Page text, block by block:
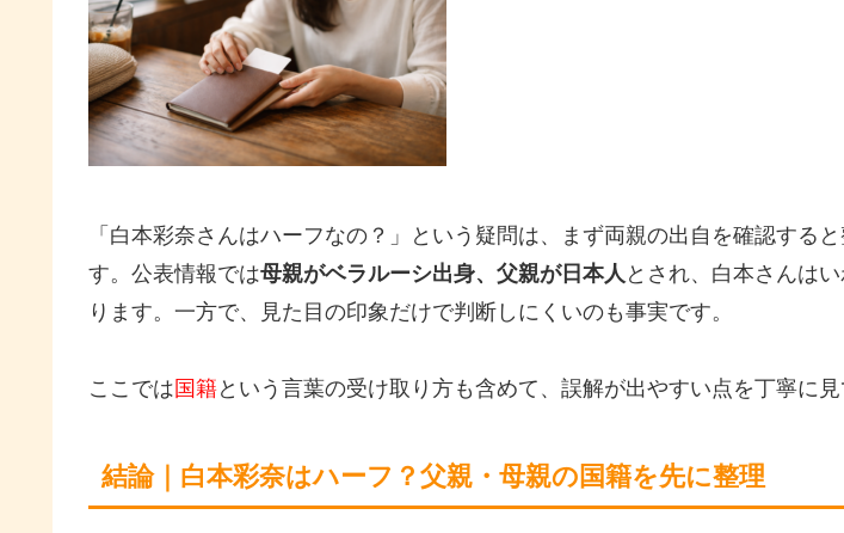
「白本彩奈さんはハーフなの？」という疑問は、まず両親の出自を確認する
す。公表情報では母親がベラルーシ出身、父親が日本人 とされ、白本さんは
ります。一方で、見た目の印象だけで判断しにくいのも事実です。
ここでは 国籍という言葉の受け取り方も含めて、誤解が出やすい点を丁寧に見
結論｜白本彩奈はハーフ？父親・母親の国籍を先に整理